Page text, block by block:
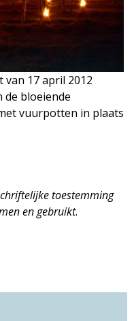
van 17 april 2012
de bloeiende
vuurpotten in plaats
toestemming
en gebruikt.